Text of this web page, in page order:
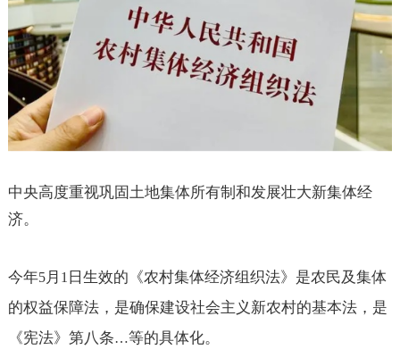
中央高度重视巩固土地集体所有制和发展壮大新集体经
济。
今年5月 1 日生效的《农村集体经济组织法》是农民及集体
的权益保障法，是确保建设社会主义新农村的基本法，是
《宪法》第八条…等的具体化。